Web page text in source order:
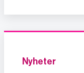
Nyheter